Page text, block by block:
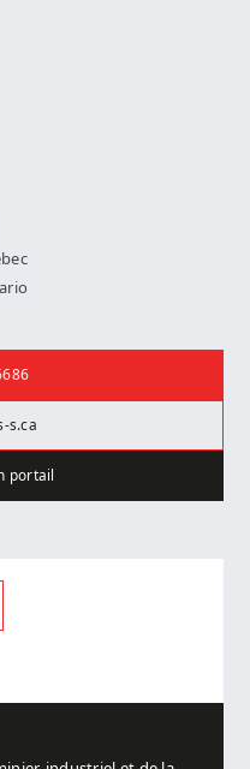
s.ca
portail